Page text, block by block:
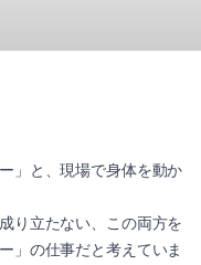
」と、現場で身体を動か
り立たない、この両方を
」の仕事だと考えていま